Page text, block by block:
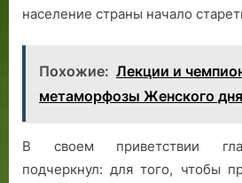
население страны начало
Похожие: Лекции и
метаморфозы Женского дня
В своем приветствии
подчеркнул: для того, чтобы